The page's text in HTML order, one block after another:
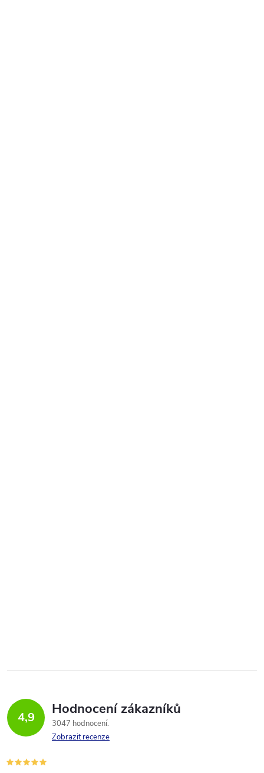
4,9 Hodnocení zákazníků
3047 hodnocení
Zobrazit recenze